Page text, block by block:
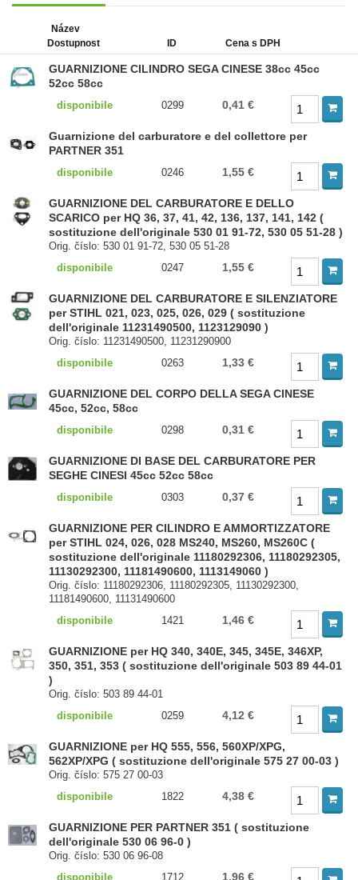
Název
Dostupnost
ID Cena s DPH
GUARNIZIONE CILINDRO SEGA CINESE 38cc 45cc
52cc 58cc
disponibile 0299 0,41 €
Guarnizione del carburatore e del collettore per
PARTNER 351
disponibile 0246 1,55 €
GUARNIZIONE DEL CARBURATORE E DELLO
SCARICO per HQ 36, 37, 41, 42, 136, 137, 141, 142 (
sostituzione dell'originale 530 01 91-72, 530 05 51-28 )
Orig. číslo: 530 01 91-72, 530 05 51-28
disponibile
0247 1,55 €
GUARNIZIONE DEL CARBURATORE E SILENZIATORE
per STIHL 021, 023, 025, 026, 029 ( sostituzione
dell'originale 11231490500, 1123129090 )
Orig. číslo: 11231490500, 11231290900
disponibile
0263 1,33 €
GUARNIZIONE DEL CORPO DELLA SEGA CINESE
45cc, 52cc, 58cc
disponibile 0298 0,31 €
GUARNIZIONE DI BASE DEL CARBURATORE PER
SEGHE CINESI 45cc 52cc 58cc
disponibile 0303 0,37 €
GUARNIZIONE PER CILINDRO E AMMORTIZZATORE
per STIHL 024, 026, 028 MS240, MS260, MS260C (
sostituzione dell'originale 11180292306, 11180292305,
11130292300, 11181490600, 1113149060 )
Orig. číslo: 11180292306, 11180292305, 11130292300,
11181490600, 11131490600
disponibile
1421 1,46 €
GUARNIZIONE per HQ 340, 340E, 345, 345E, 346XP,
350, 351, 353 ( sostituzione dell'originale 503 89 44-01
)
Orig. číslo: 503 89 44-01
disponibile
0259 4,12 €
GUARNIZIONE per HQ 555, 556, 560XP/XPG,
562XP/XPG ( sostituzione dell'originale 575 27 00-03 )
Orig. číslo: 575 27 00-03
disponibile
1822 4,38 €
GUARNIZIONE PER PARTNER 351 ( sostituzione
dell'originale 530 06 96-0 )
Orig. číslo: 530 06 96-08
disponibile
1712 1,96 €